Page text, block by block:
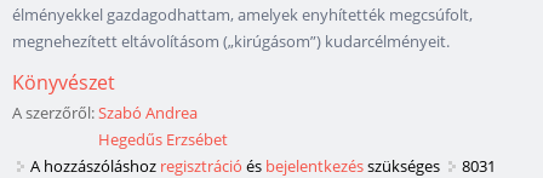
élményekkel gazdagodhattam, amelyek enyhítették megcsúfolt,
megnehezített eltávolításom („kirúgásom”) kudarcélményeit.
Könyvészet
A szerzőről:Szabó Andrea
Hegedűs Erzsébet
A hozzászóláshoz regisztráció és bejelentkezésszükséges
8031